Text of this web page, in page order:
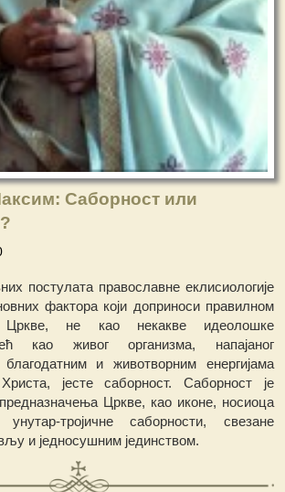
Саборност или
постулата православне еклисиологије
фактора који доприноси правилном
Цркве, не као некакве идеолошке
као живог организма, напајаног
благодатним и животворним енергијама
јесте саборност. Саборност је
Цркве, као иконе, носиоца
тројичне саборности, свезане
и једносушним јединством.